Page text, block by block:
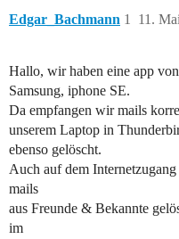
Edgar_Bachmann 11.
1
Hallo, wir haben eine app von
Samsung, iphone SE.
Da empfangen wir mails
unserem Laptop in
ebenso gelöscht.
Auch auf dem
mails
aus Freunde & Bekannte
im